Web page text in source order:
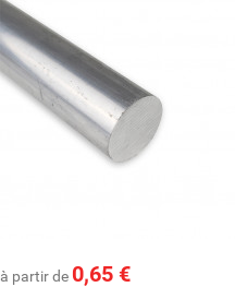
à partir de Prix
0,65 €